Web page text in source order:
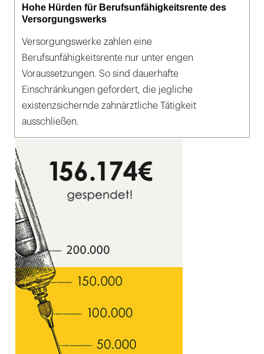
Hohe Hürden für Berufsunfähigkeitsrente des
Versorgungswerks
Versorgungswerke zahlen eine
Berufsunfähigkeitsrente nur unter engen
Voraussetzungen. So sind dauerhafte
Einschränkungen gefordert, die jegliche
existenzsichernde zahnärztliche Tätigkeit
ausschließen.